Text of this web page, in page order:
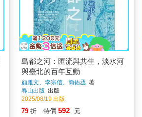
島都之河：匯流與共生，淡水河
與臺北的百年互動
顧雅文、李宗信、簡佑丞著
春山出版 出版
2025/08/19 出版
79 折 特價 592 元